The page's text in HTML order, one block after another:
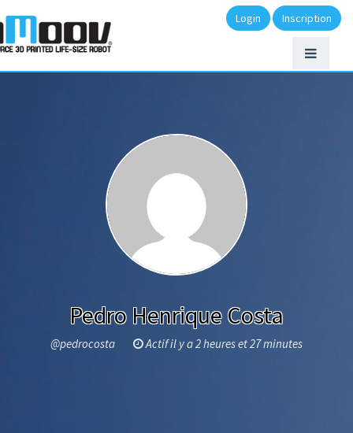
Login Inscription
Pedro Henrique Costa
@pedrocosta Actif il y a 2 heures et 27 minutes